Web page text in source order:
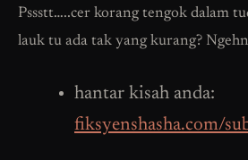
Pssstt…..cer korang tengok dalam
lauk tu ada tak yang kurang?
hantar kisah anda:
fiksyenshasha.com/